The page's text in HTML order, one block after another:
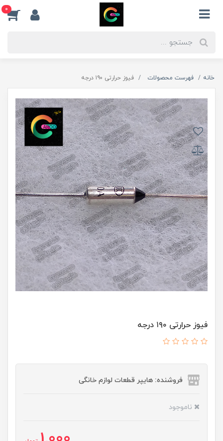
0
خانه فهرست محصولات فیوز حرارتی ۱۹۰ درجه
فیوز حرارتی ۱۹۰ درجه
فروشنده: هایپر قطعات لوازم خانگی
ناموجود